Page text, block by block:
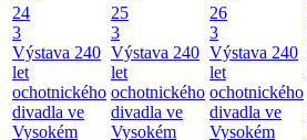
24
3
Výstava 240
let
ochotnického
divadla ve
Vysokém
25
3
Výstava 240
let
ochotnického
divadla ve
Vysokém
26
3
Výstava 240
let
ochotnického
divadla ve
Vysokém